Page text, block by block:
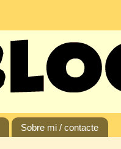
Sobre mi / contacte